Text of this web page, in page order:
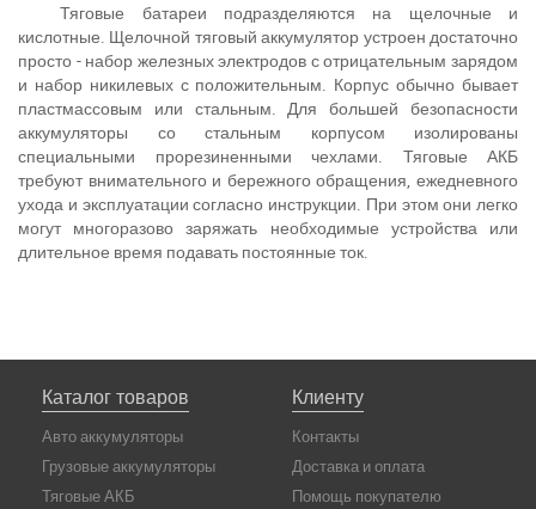
Тяговые батареи подразделяются на щелочные и
кислотные. Щелочной тяговый аккумулятор устроен достаточно
просто - набор железных электродов с отрицательным зарядом
и набор никилевых с положительным. Корпус обычно бывает
пластмассовым или стальным. Для большей безопасности
аккумуляторы со стальным корпусом изолированы
специальными прорезиненными чехлами. Тяговые АКБ
требуют внимательного и бережного обращения, ежедневного
ухода и эксплуатации согласно инструкции. При этом они легко
могут многоразово заряжать необходимые устройства или
длительное время подавать постоянные ток.
Каталог товаров
Авто аккумуляторы
Грузовые аккумуляторы
Тяговые АКБ
Клиенту
Контакты
Доставка и оплата
Помощь покупателю